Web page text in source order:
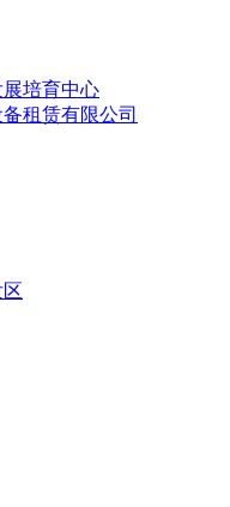
培育中心
租赁有限公司